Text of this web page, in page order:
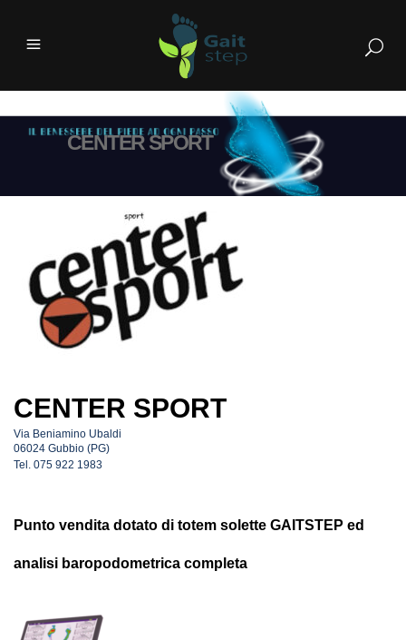
CENTER SPORT
CENTER SPORT
Via Beniamino Ubaldi
06024 Gubbio (PG)
Tel. 075 922 1983
Punto vendita dotato di totem solette GAITSTEP ed
analisi baropodometrica completa